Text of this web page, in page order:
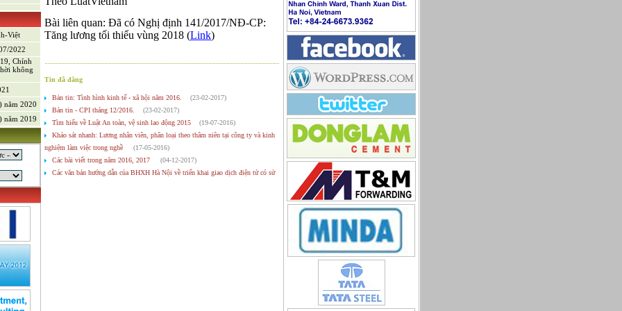
sản
Việt
2022
Chính
không
năm 2020
năm 2019
Bài liên quan: Đã có Nghị định 141/2017/NĐ-CP:
Tăng lương tối thiểu vùng 2018 (Link)
Tin đã đăng
Bản tin: Tình hình kinh tế - xã hội năm 2016.
(23-02-2017)
Bản tin - CPI tháng 12/2016.
(23-02-2017)
Tìm hiểu về Luật An toàn, vệ sinh lao động 2015
(19-07-2016)
Khảo sát nhanh: Lương nhân viên, phân loại theo thâm niên tại công ty và kinh
nghiệm làm việc trong nghề
(17-05-2016)
Các bài viết trong năm 2016, 2017
(04-12-2017)
Các văn bản hướng dẫn của BHXH Hà Nội về triển khai giao dịch điện tử có sử